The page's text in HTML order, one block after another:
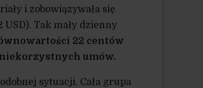
i zobowiązywała się
Tak mały dzienny
22 centów
umów.
sytuacji. Cała grupa